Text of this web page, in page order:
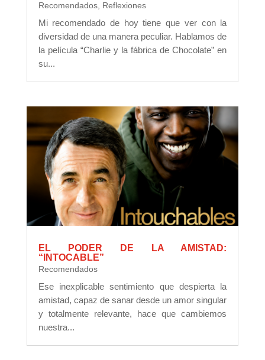
Recomendados, Reflexiones
Mi recomendado de hoy tiene que ver con la
diversidad de una manera peculiar. Hablamos de
la película “Charlie y la fábrica de Chocolate” en
su...
EL PODER DE LA AMISTAD:
“INTOCABLE”
Recomendados
Ese inexplicable sentimiento que despierta la
amistad, capaz de sanar desde un amor singular
y totalmente relevante, hace que cambiemos
nuestra...